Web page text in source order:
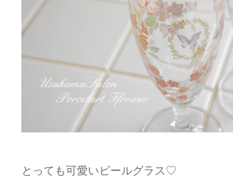
とっても可愛いビールグラス♡